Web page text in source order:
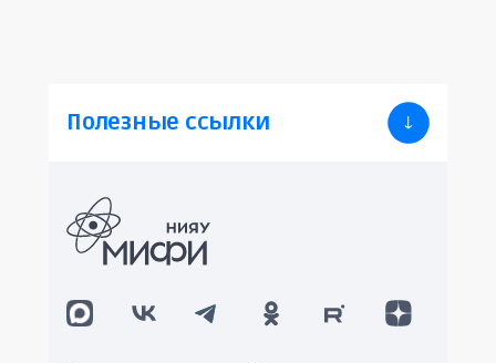
Полезные ссылки